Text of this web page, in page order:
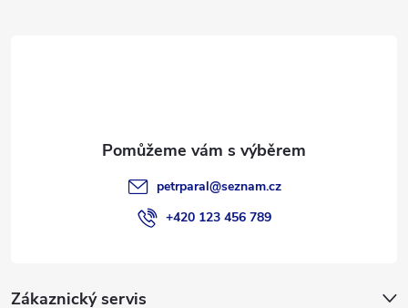
Zákaznický servis
petrparal@seznam.cz
+420 123 456 789